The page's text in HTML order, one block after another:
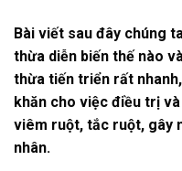
Bài viết sau đây chúng
thừa diễn biến thế nào
thừa tiến triển rất
khăn cho việc điều trị
viêm ruột, tắc ruột, gây
nhân.